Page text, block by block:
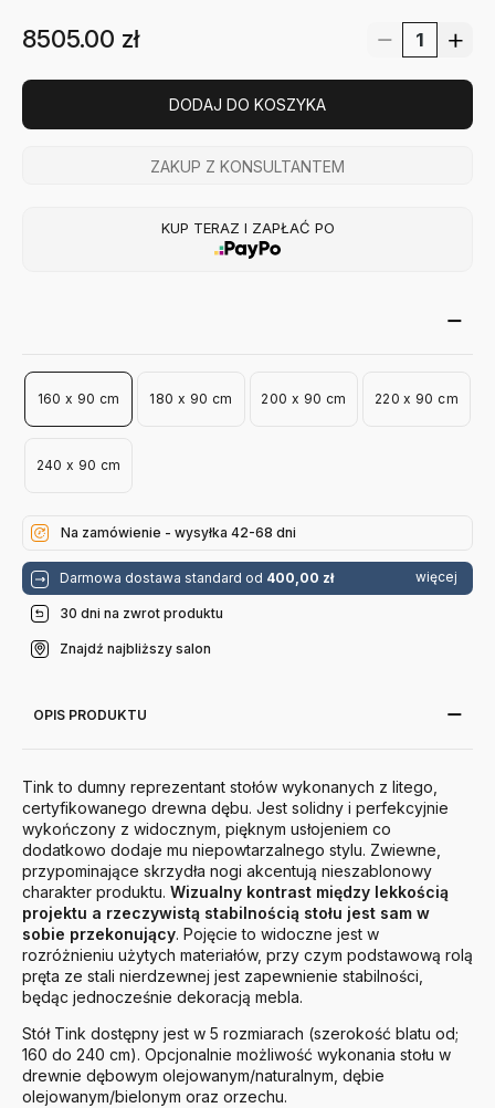
8505.00 zł
DODAJ DO KOSZYKA
ZAKUP Z KONSULTANTEM
KUP TERAZ I ZAPŁAĆ PO
160 x 90 cm 180 x 90 cm 200 x 90 cm 220 x 90 cm
240 x 90 cm
Na zamówienie - wysyłka 42-68 dni
Darmowa dostawa standard od 400,00 zł więcej
30 dni na zwrot produktu
Znajdź najbliższy salon
OPIS PRODUKTU
Tink to dumny reprezentant stołów wykonanych z litego,
certyfikowanego drewna dębu. Jest solidny i perfekcyjnie
wykończony z widocznym, pięknym usłojeniem co
dodatkowo dodaje mu niepowtarzalnego stylu. Zwiewne,
przypominające skrzydła nogi akcentują nieszablonowy
charakter produktu. Wizualny kontrast między lekkością
projektu a rzeczywistą stabilnością stołu jest sam w
sobie przekonujący. Pojęcie to widoczne jest w
rozróżnieniu użytych materiałów, przy czym podstawową rolą
pręta ze stali nierdzewnej jest zapewnienie stabilności,
będąc jednocześnie dekoracją mebla.
Stół Tink dostępny jest w 5 rozmiarach (szerokość blatu od;
160 do 240 cm). Opcjonalnie możliwość wykonania stołu w
drewnie dębowym olejowanym/naturalnym, dębie
olejowanym/bielonym oraz orzechu.